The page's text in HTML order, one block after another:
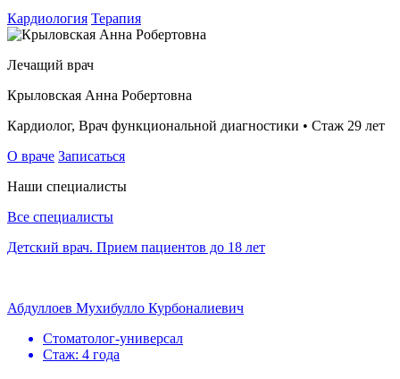
Кардиология Терапия
Лечащий врач
Крыловская Анна Робертовна
Кардиолог, Врач функциональной диагностики • Стаж 29 лет
О враче Записаться
Наши специалисты
Все специалисты
Детский врач. Прием пациентов до 18 лет
Абдуллоев Мухибулло Курбоналиевич
Стоматолог-универсал
Стаж: 4 года